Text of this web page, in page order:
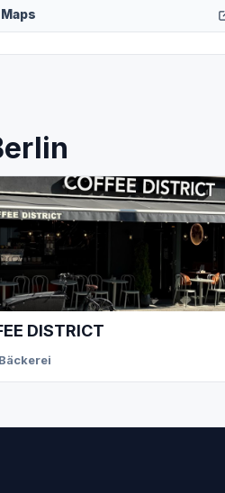
DISTRICT